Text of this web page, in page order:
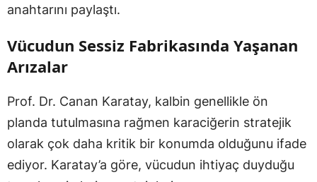
anahtarını paylaştı.
Vücudun Sessiz Fabrikasında Yaşanan
Arızalar
Prof. Dr. Canan Karatay, kalbin genellikle ön
planda tutulmasına rağmen karaciğerin stratejik
olarak çok daha kritik bir konumda olduğunu ifade
ediyor. Karatay’a göre, vücudun ihtiyaç duyduğu